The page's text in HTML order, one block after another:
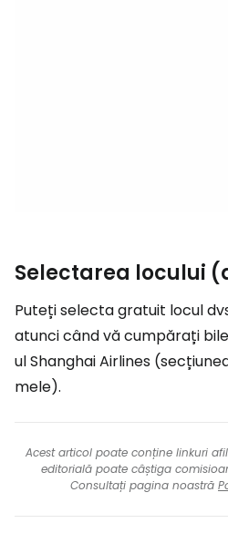
Selectarea locului
Puteți selecta gratuit locul
atunci când vă cumpărați
ul Shanghai Airlines
mele).
Acest articol poate conține linkuri
editorială poate câștiga
Consultați pagina noastră